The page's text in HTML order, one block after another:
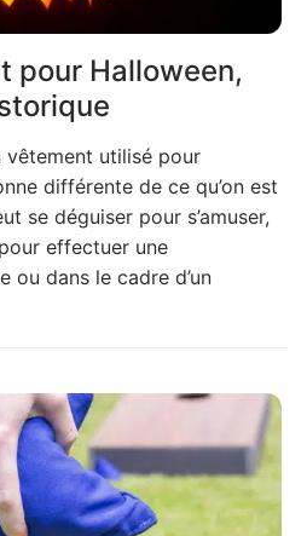
pour Halloween,
vêtement utilisé pour
différente de ce qu’on est
se déguiser pour s’amuser,
effectuer une
ou dans le cadre d’un